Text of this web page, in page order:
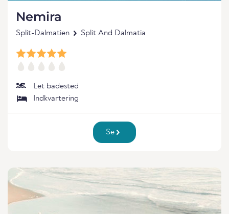
Nemira
Split-Dalmatien Split And Dalmatia
Let badested
Indkvartering
Se